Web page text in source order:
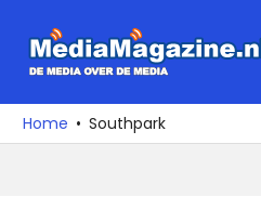
naar
media
over
Home Southpark